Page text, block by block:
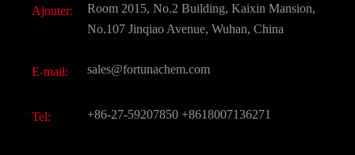
Saveurs et parfums
CAS chimiques
Ajouter:
Room 2015, No.2 Building, Kaixin Mansion,
No.107 Jinqiao Avenue, Wuhan, China
E-mail: sales@fortunachem.com
Tel: +86-27-59207850 +8618007136271